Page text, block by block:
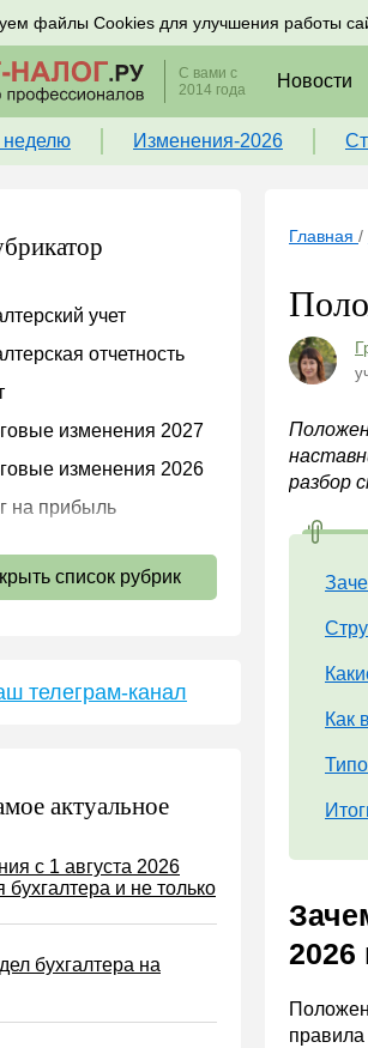
файлы Cookies для улучшения работы
на новости по налогам, учету и
С вами с
2014 года
Новости
неделю Изменения-2026
учет
отчетность
изменения 2027
изменения 2026
на прибыль
взносы 2026
налог
на рекламу
сбор
налог
список рубрик
телеграм-канал
актуальное
с 1 августа 2026
бухгалтера и не только
бухгалтера на
Главная /
разбор
Как
2026
правила